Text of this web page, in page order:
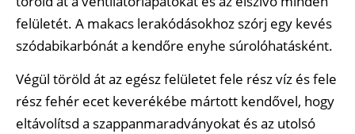
felületét. A makacs lerakódásokhoz szórj egy kevés
szódabikarbónát a kendőre enyhe súrolóhatásként.
Végül töröld át az egész felületet fele rész víz és fele
rész fehér ecet keverékébe mártott kendővel, hogy
eltávolítsd a szappanmaradványokat és az utolsó